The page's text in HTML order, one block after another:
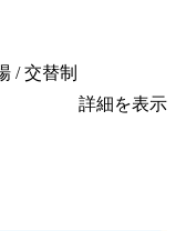
/ 交替制
詳細を表示